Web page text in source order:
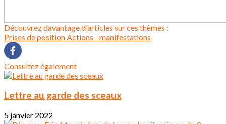
Découvrez davantage d'articles sur ces thèmes :
Prises de positionActions - manifestations
Consultez également
Lettre au garde des sceaux
5 janvier 2022